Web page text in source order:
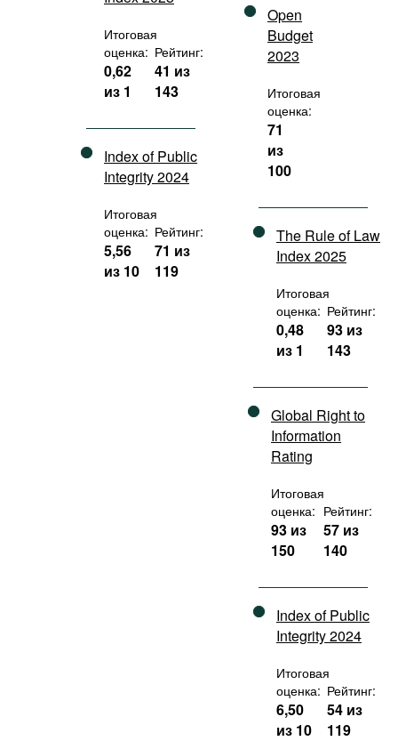
Итоговая
оценка:
0,62
из 1
Рейтинг:
41 из
143
Index of Public
Integrity 2024
Итоговая
оценка:
5,56
из 10
Рейтинг:
71 из
119
Open
Budget
2023
Итоговая
оценка:
71
из
100
The Rule of Law
Index 2025
Итоговая
оценка:
0,48
из 1
Рейтинг:
93 из
143
Global Right to
Information
Rating
Итоговая
оценка:
93 из
150
Рейтинг:
57 из
140
Index of Public
Integrity 2024
Итоговая
оценка:
6,50
из 10
Рейтинг:
54 из
119